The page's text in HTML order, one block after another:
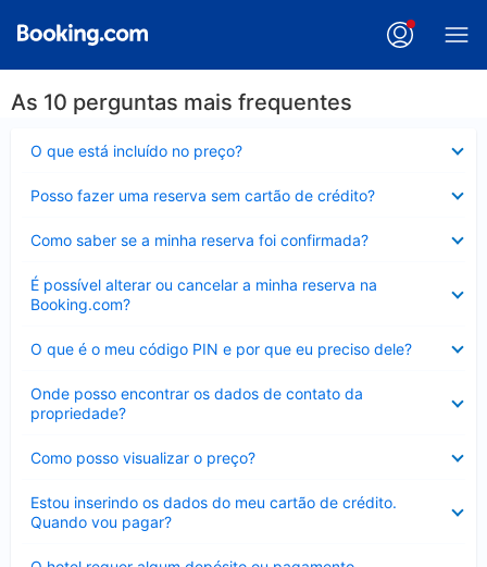
As 10 perguntas mais frequentes
O que está incluído no preço?
Posso fazer uma reserva sem cartão de crédito?
Como saber se a minha reserva foi confirmada?
É possível alterar ou cancelar a minha reserva na
Booking.com?
Contraído
O que é o meu código PIN e por que eu preciso dele?
Onde posso encontrar os dados de contato da
propriedade?
Como posso visualizar o preço?
Estou inserindo os dados do meu cartão de crédito.
Quando vou pagar?